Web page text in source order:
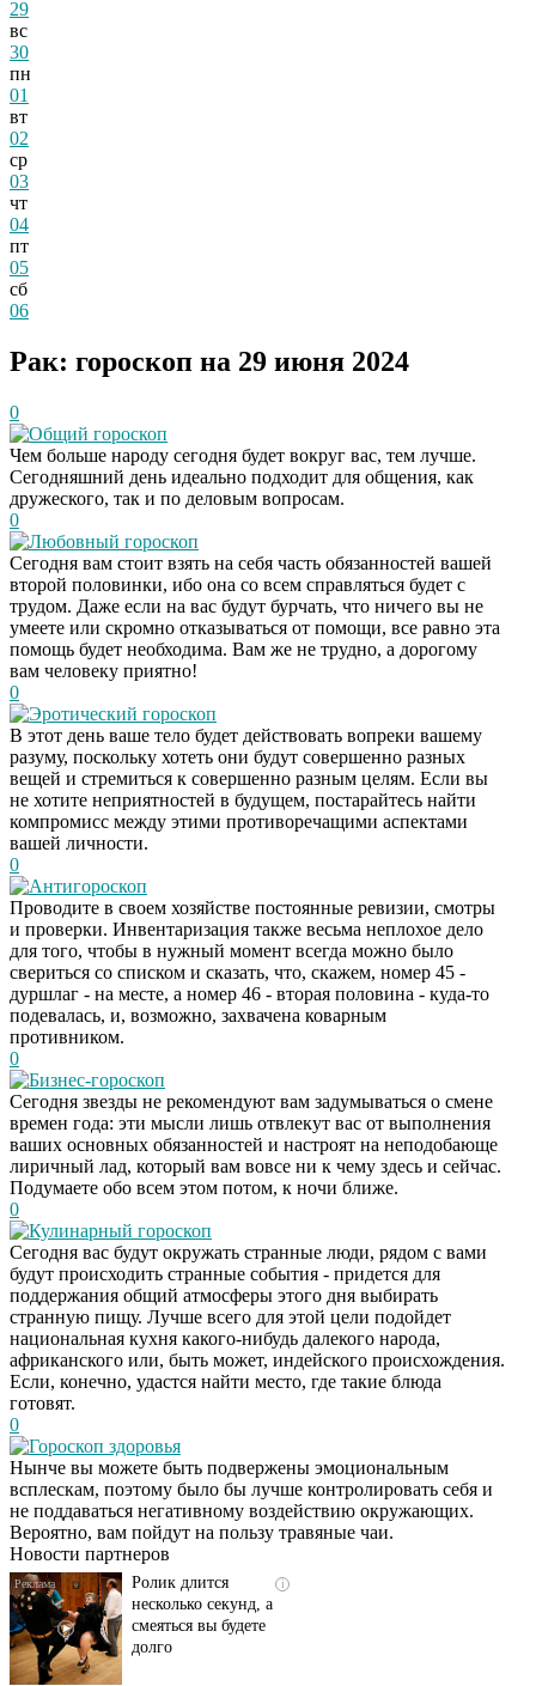
29
вс
30
пн
01
вт
02
ср
03
чт
04
пт
05
сб
06
Рак: гороскоп на 29 июня 2024
0
Общий гороскоп
Чем больше народу сегодня будет вокруг вас, тем лучше.
Сегодняшний день идеально подходит для общения, как
дружеского, так и по деловым вопросам.
0
Любовный гороскоп
Сегодня вам стоит взять на себя часть обязанностей вашей
второй половинки, ибо она со всем справляться будет с
трудом. Даже если на вас будут бурчать, что ничего вы не
умеете или скромно отказываться от помощи, все равно эта
помощь будет необходима. Вам же не трудно, а дорогому
вам человеку приятно!
0
Эротический гороскоп
В этот день ваше тело будет действовать вопреки вашему
разуму, поскольку хотеть они будут совершенно разных
вещей и стремиться к совершенно разным целям. Если вы
не хотите неприятностей в будущем, постарайтесь найти
компромисс между этими противоречащими аспектами
вашей личности.
0
Антигороскоп
Проводите в своем хозяйстве постоянные ревизии, смотры
и проверки. Инвентаризация также весьма неплохое дело
для того, чтобы в нужный момент всегда можно было
свериться со списком и сказать, что, скажем, номер 45 -
дуршлаг - на месте, а номер 46 - вторая половина - куда-то
подевалась, и, возможно, захвачена коварным
противником.
0
Бизнес-гороскоп
Сегодня звезды не рекомендуют вам задумываться о смене
времен года: эти мысли лишь отвлекут вас от выполнения
ваших основных обязанностей и настроят на неподобающе
лиричный лад, который вам вовсе ни к чему здесь и сейчас.
Подумаете обо всем этом потом, к ночи ближе.
0
Кулинарный гороскоп
Сегодня вас будут окружать странные люди, рядом с вами
будут происходить странные события - придется для
поддержания общий атмосферы этого дня выбирать
странную пищу. Лучше всего для этой цели подойдет
национальная кухня какого-нибудь далекого народа,
африканского или, быть может, индейского происхождения.
Если, конечно, удастся найти место, где такие блюда
готовят.
0
Гороскоп здоровья
Нынче вы можете быть подвержены эмоциональным
всплескам, поэтому было бы лучше контролировать себя и
не поддаваться негативному воздействию окружающих.
Вероятно, вам пойдут на пользу травяные чаи.
Новости партнеров
Скрытая камера на
пляже Крыма: Что
люди вытворяют, когда
их не видят...
i
Ролик длится
несколько секунд, а
смеяться вы будете